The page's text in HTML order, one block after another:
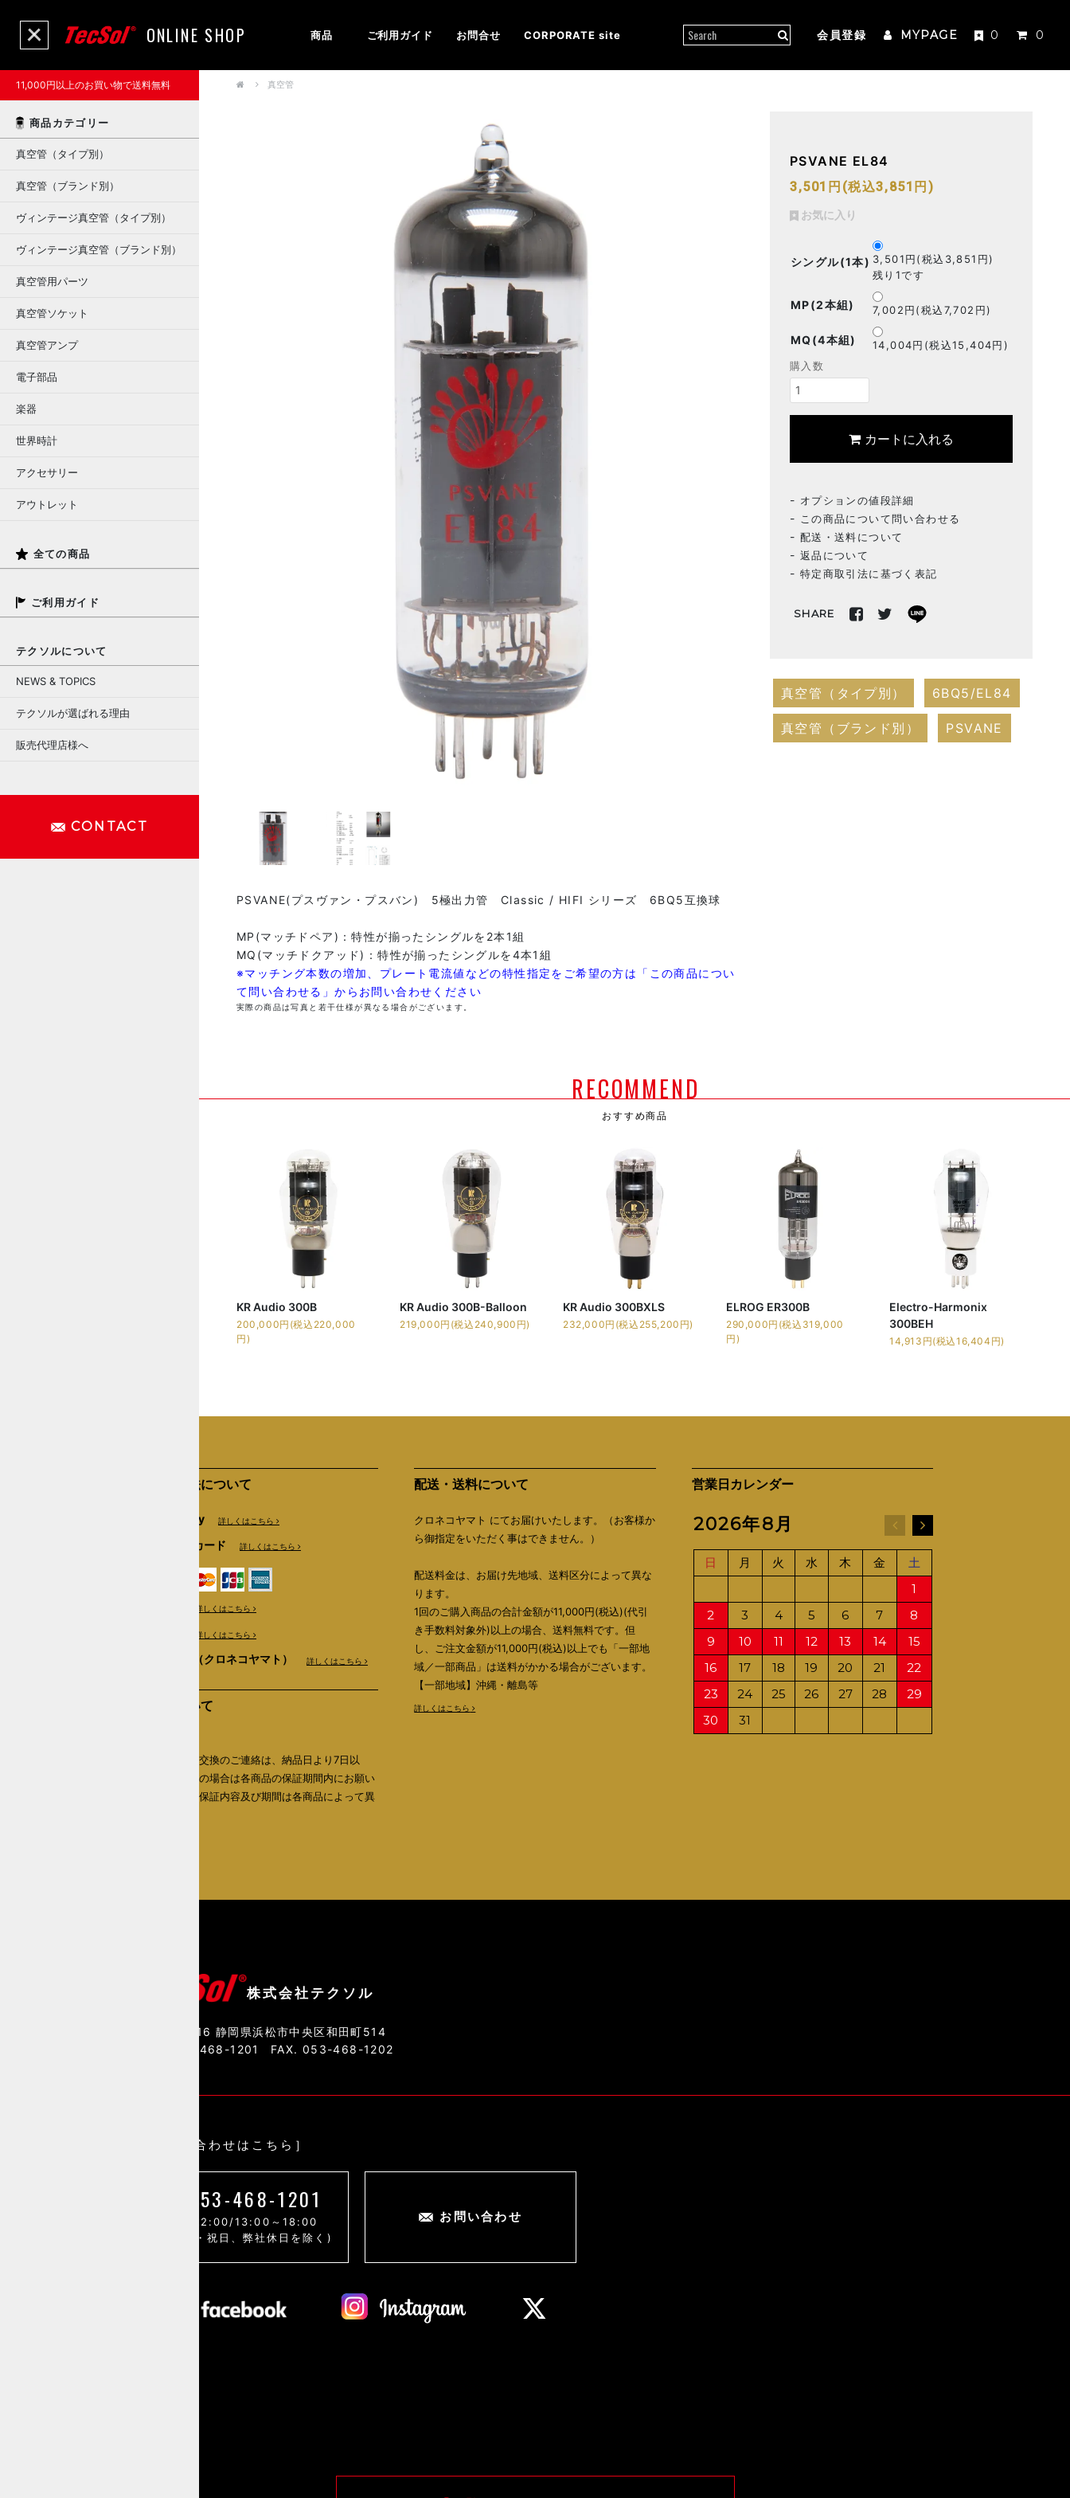
ONLINE SHOP 商品 ご利用ガイド お問合せ CORPORATE site 会員登録 MYPAGE 0 0
11,000円以上のお買い物で送料無料
商品カテゴリー
真空管（タイプ別）
真空管（ブランド別）
ヴィンテージ真空管（タイプ別）
ヴィンテージ真空管（ブランド別）
真空管用パーツ
真空管ソケット
真空管アンプ
電子部品
楽器
世界時計
アクセサリー
アウトレット
全ての商品
ご利用ガイド
テクソルについて
NEWS & TOPICS
テクソルが選ばれる理由
販売代理店様へ
CONTACT
真空管
PSVANE(プスヴァン・プスバン) 5極出力管 Classic / HIFI シリーズ 6BQ5互換球
MP(マッチドペア)：特性が揃ったシングルを2本1組
MQ(マッチドクアッド)：特性が揃ったシングルを4本1組
※マッチング本数の増加、プレート電流値などの特性指定をご希望の方は「この商品につい
て問い合わせる」からお問い合わせください
実際の商品は写真と若干仕様が異なる場合がございます。
PSVANE EL84
3,501円(税込3,851円)
お気に入り
シングル(1本) 3,501円(税込3,851円)
残り1です
MP(2本組) 7,002円(税込7,702円)
MQ(4本組)
14,004円(税込15,404円)
購入数
カートに入れる
オプションの値段詳細
この商品について問い合わせる
配送・送料について
返品について
特定商取引法に基づく表記
SHARE
真空管（タイプ別） 6BQ5/EL84
真空管（ブランド別） PSVANE
RECOMMEND
おすすめ商品
KR Audio 300B
200,000円(税込220,000
円)
KR Audio 300B-Balloon
219,000円(税込240,900円)
KR Audio 300BXLS
232,000円(税込255,200円)
ELROG ER300B
290,000円(税込319,000
円)
Electro-Harmonix
300BEH
14,913円(税込16,404円)
支払い方法について
Amazon Pay 詳しくはこちら
クレジットカード 詳しくはこちら
詳しくはこちら
詳しくはこちら
商品代引き（クロネコヤマト） 詳しくはこちら
返品について
商品の返品・交換のご連絡は、納品日より7日以
内、初期不良の場合は各商品の保証期間内にお願い
いたします。保証内容及び期間は各商品によって異
配送・送料について
クロネコヤマト にてお届けいたします。（お客様か
ら御指定をいただく事はできません。）
配送料金は、お届け先地域、送料区分によって異な
ります。
1回のご購入商品の合計金額が11,000円(税込)(代引
き手数料対象外)以上の場合、送料無料です。但
し、ご注文金額が11,000円(税込)以上でも「一部地
域／一部商品」は送料がかかる場合がございます。
【一部地域】沖縄・離島等
詳しくはこちら
営業日カレンダー
2026年8月
日 月 火 水 木 金
土
1
2
3 4 5 6 7
8
9
10 11 12 13 14
15
16
17 18 19 20 21
22
23
24 25 26 27 28
29
30
31
株式会社テクソル
〒435-0016 静岡県浜松市中央区和田町514
TEL. 053-468-1201
FAX. 053-468-1202
［お問い合わせはこちら］
053-468-1201
9:00～12:00/13:00～18:00
(土・日・祝日、弊社休日を除く)
お問い合わせ